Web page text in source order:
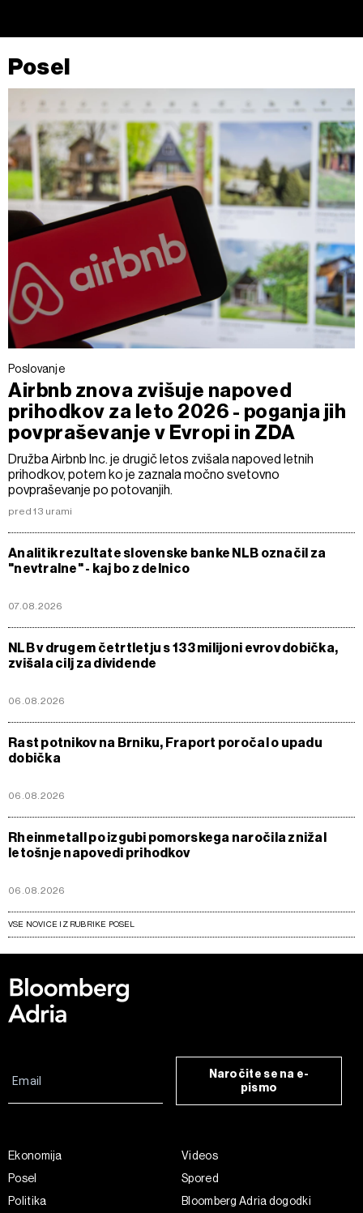
Posel
Poslovanje
Airbnb znova zvišuje napoved
prihodkov za leto 2026 - poganja jih
povpraševanje v Evropi in ZDA
Družba Airbnb Inc. je drugič letos zvišala napoved letnih
prihodkov, potem ko je zaznala močno svetovno
povpraševanje po potovanjih.
pred 13 urami
Analitik rezultate slovenske banke NLB označil za
"nevtralne" - kaj bo z delnico
07.08.2026
NLB v drugem četrtletju s 133 milijoni evrov dobička,
zvišala cilj za dividende
06.08.2026
Rast potnikov na Brniku, Fraport poročal o upadu
dobička
06.08.2026
Rheinmetall po izgubi pomorskega naročila znižal
letošnje napovedi prihodkov
06.08.2026
VSE NOVICE IZ RUBRIKE POSEL
Naročite se na e-
pismo
Ekonomija
Posel
Politika
Videos
Spored
Bloomberg Adria dogodki